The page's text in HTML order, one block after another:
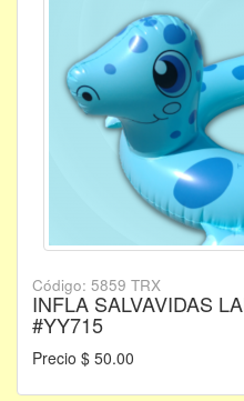
Código: 5859 TRX
INFLA SALVAVIDAS
#YY715
Precio $ 50.00